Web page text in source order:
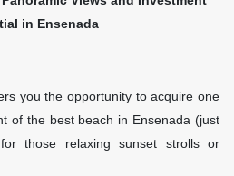
in Ensenada
you the opportunity to acquire one
of the best beach in Ensenada (just
those relaxing sunset strolls or